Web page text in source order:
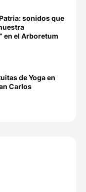
sonidos que
en el Arboretum
de Yoga en
Carlos